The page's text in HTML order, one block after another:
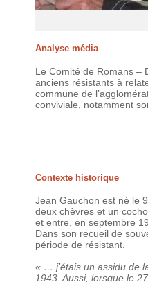
Analyse média
Le Comité de Romans –
anciens résistants à
commune de
conviviale, notamment
Contexte historique
Jean Gauchon est né le
deux chèvres et un
et entre, en septembre
Dans son recueil de
période de résistant.
« … j’étais un assidu de
1943. Aussi, lorsque le